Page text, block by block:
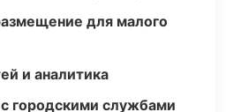
для малого
и аналитика
городскими службами